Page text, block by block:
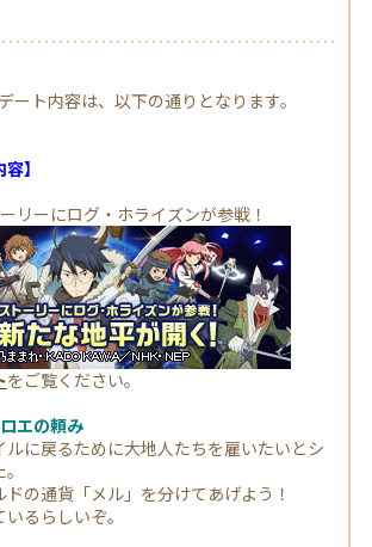
ート内容は、以下の通りとなります。
】
リーにログ・ホライズンが参戦！
をご覧ください。
エの頼み
に戻るために大地人たちを雇いたいとシ
の通貨「メル」を分けてあげよう！
るらしいぞ。